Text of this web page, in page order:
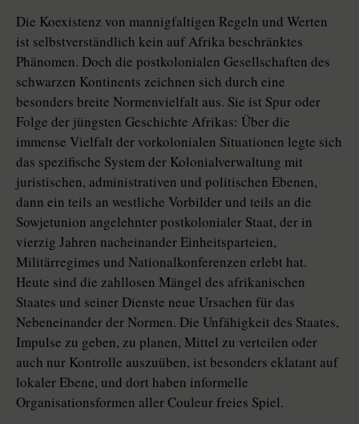
Die Koexistenz von mannigfaltigen Regeln und Werten
ist selbstverständlich kein auf Afrika beschränktes
Phänomen. Doch die postkolonialen Gesellschaften des
schwarzen Kontinents zeichnen sich durch eine
besonders breite Normenvielfalt aus. Sie ist Spur oder
Folge der jüngsten Geschichte Afrikas: Über die
immense Vielfalt der vorkolonialen Situationen legte sich
das spezifische System der Kolonialverwaltung mit
juristischen, administrativen und politischen Ebenen,
dann ein teils an westliche Vorbilder und teils an die
Sowjetunion angelehnter postkolonialer Staat, der in
vierzig Jahren nacheinander Einheitsparteien,
Militärregimes und Nationalkonferenzen erlebt hat.
Heute sind die zahllosen Mängel des afrikanischen
Staates und seiner Dienste neue Ursachen für das
Nebeneinander der Normen. Die Unfähigkeit des Staates,
Impulse zu geben, zu planen, Mittel zu verteilen oder
auch nur Kontrolle auszuüben, ist besonders eklatant auf
lokaler Ebene, und dort haben informelle
Organisationsformen aller Couleur freies Spiel.